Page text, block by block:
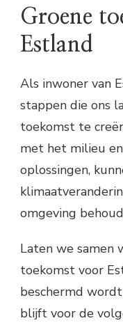
Groene
Estland
Als inwoner van
stappen die ons
toekomst te
met het milieu
oplossingen,
omgeving
Laten we samen
toekomst voor
beschermd
blijft voor de